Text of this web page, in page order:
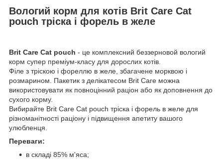
Вологий корм для котів Brit Care Cat
pouch тріска і форель в желе
Brit Care Cat pouch - це комплексний беззерновой вологий
корм супер преміум-класу для дорослих котів.
Філе з тріскою і фореллю в желе, збагачене морквою і
розмарином. Пакетик з делікатесом Brit Care можна
використовувати як повноцінний раціон або як доповнення до
сухого корму.
Вибирайте Brit Care Cat pouch тріска і форель в желе для
різноманітності раціону і підвищення апетиту вашого
улюбленця.
Переваги:
в складі 85% м'яса;